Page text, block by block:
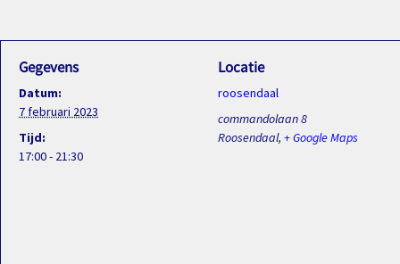
Gegevens
Datum:
7 februari 2023
Tijd:
17:00 - 21:30
Locatie
roosendaal
commandolaan 8
Roosendaal, + Google Maps